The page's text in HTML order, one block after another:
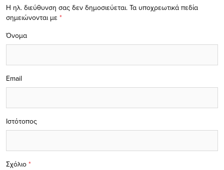
Η ηλ. διεύθυνση σας δεν δημοσιεύεται. Τα υποχρεωτικά πεδία
σημειώνονται με *
Σχόλιο *
Όνομα
Email
Ιστότοπος